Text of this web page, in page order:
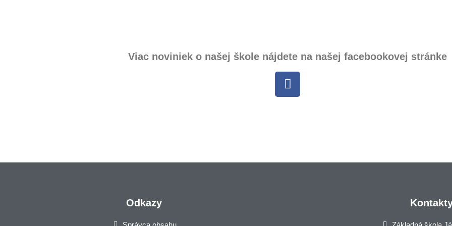
Viac noviniek o našej škole nájdete na našej facebookovej stránke
Odkazy